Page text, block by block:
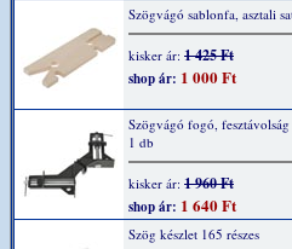
Szögvágó sablonfa, asztali
kisker ár: 1 425 Ft
shop ár: 1 000 Ft
Szögvágó fogó,
1 db
kisker ár: 1 960 Ft
shop ár: 1 640 Ft
Szög készlet 165 részes